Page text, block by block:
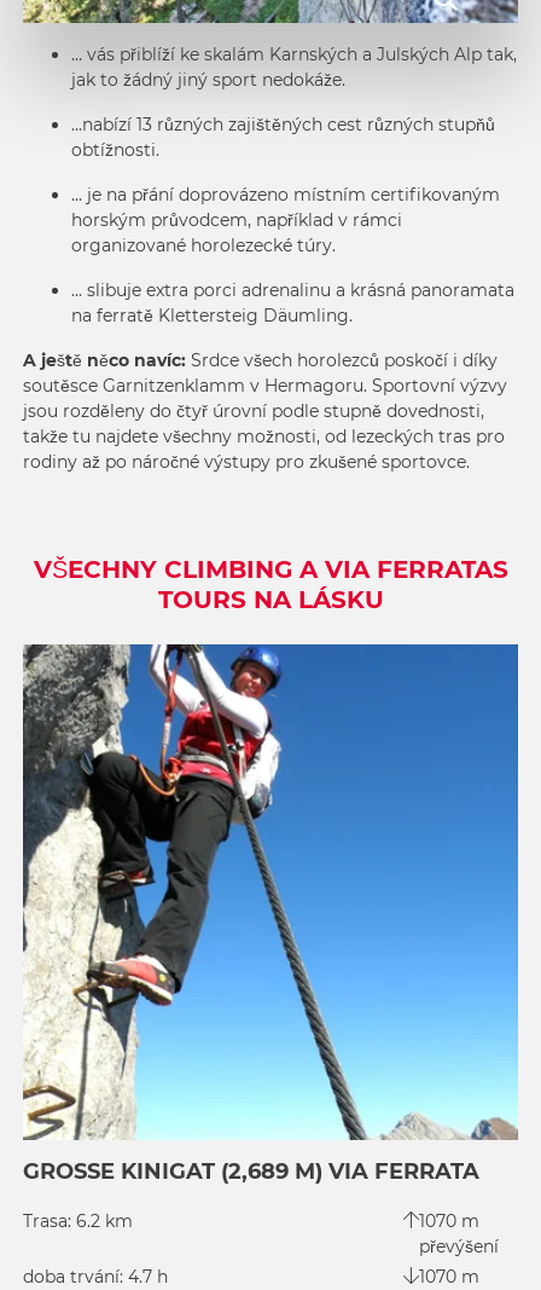
… vás přiblíží ke skalám Karnských a Julských Alp tak,
jak to žádný jiný sport nedokáže.
…nabízí 13 různých zajištěných cest různých stupňů
obtížnosti.
… je na přání doprovázeno místním certifikovaným
horským průvodcem, například v rámci
organizované horolezecké túry.
… slibuje extra porci adrenalinu a krásná panoramata
na ferratě Klettersteig Däumling.
A ještě něco navíc: Srdce všech horolezců poskočí i díky
soutěsce Garnitzenklamm v Hermagoru. Sportovní výzvy
jsou rozděleny do čtyř úrovní podle stupně dovednosti,
takže tu najdete všechny možnosti, od lezeckých tras pro
rodiny až po náročné výstupy pro zkušené sportovce.
VŠECHNY CLIMBING A VIA FERRATAS
TOURS NA LÁSKU
GROSSE KINIGAT (2,689 M) VIA FERRATA
Trasa: 6.2 km
1070 m
převýšení
doba trvání: 4.7 h
1070 m